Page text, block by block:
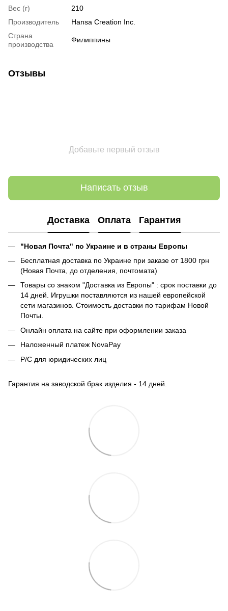
Вес (г)
210
Производитель
Hansa Creation Inc.
Страна
производства
Филиппины
Отзывы
Добавьте первый отзыв
Написать отзыв
Доставка Оплата Гарантия
"Новая Почта" по Украине и в страны Европы
Бесплатная доставка по Украине при заказе от 1800 грн
(Новая Почта, до отделения, почтомата)
Товары со знаком "Доставка из Европы" : срок поставки до
14 дней. Игрушки поставляются из нашей европейской
сети магазинов. Стоимость доставки по тарифам Новой
Почты.
Онлайн оплата на сайте при оформлении заказа
Наложенный платеж NovaPay
Р/С для юридических лиц
Гарантия на заводской брак изделия - 14 дней.